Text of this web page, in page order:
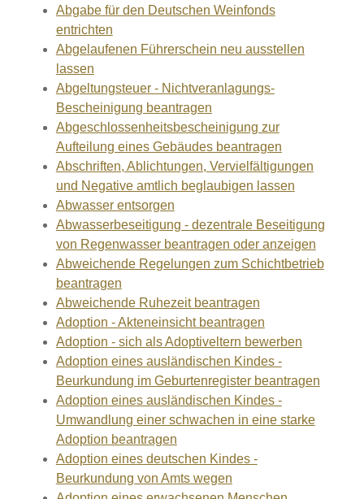
Abgabe für den Deutschen Weinfonds
entrichten
Abgelaufenen Führerschein neu ausstellen
lassen
Abgeltungsteuer - Nichtveranlagungs-
Bescheinigung beantragen
Abgeschlossenheitsbescheinigung zur
Aufteilung eines Gebäudes beantragen
Abschriften, Ablichtungen, Vervielfältigungen
und Negative amtlich beglaubigen lassen
Abwasser entsorgen
Abwasserbeseitigung - dezentrale Beseitigung
von Regenwasser beantragen oder anzeigen
Abweichende Regelungen zum Schichtbetrieb
beantragen
Abweichende Ruhezeit beantragen
Adoption - Akteneinsicht beantragen
Adoption - sich als Adoptiveltern bewerben
Adoption eines ausländischen Kindes -
Beurkundung im Geburtenregister beantragen
Adoption eines ausländischen Kindes -
Umwandlung einer schwachen in eine starke
Adoption beantragen
Adoption eines deutschen Kindes -
Beurkundung von Amts wegen